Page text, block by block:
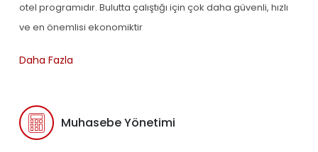
otel programıdır. Bulutta çalıştığı için çok daha güvenli, hızlı
ve en önemlisi ekonomiktir
Daha Fazla
Muhasebe Yönetimi